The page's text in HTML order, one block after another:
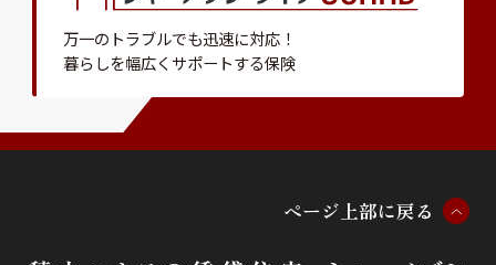
万一のトラブルでも迅速に対応！
暮らしを幅広くサポートする保険
ページ 上部に戻る